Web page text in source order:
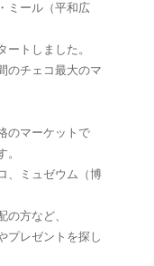
ミール（平和広
トしました。
のチェコ最大のマ
のマーケットで
、ミュゼウム（博
方など、
プレゼントを探し